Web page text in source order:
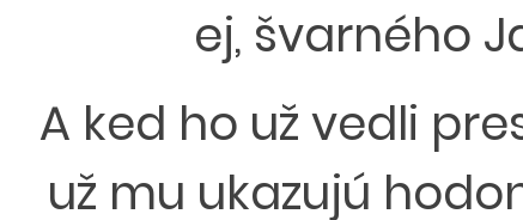
ej, švarného
A ked ho už vedli
už mu ukazujú